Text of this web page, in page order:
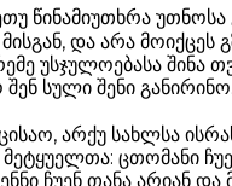
წინამიუთხრა უთნოსა
და არა მოიქცეს
უსჯულოებასა შინა
სული შენი განირინო.
არქუ სახლსა
ცთომანი
ჩუენ თანა არიან და